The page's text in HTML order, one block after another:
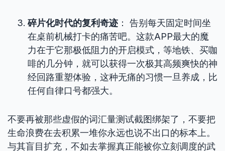
碎片化时代的复利奇迹 ： 告别每天固定时间坐
在桌前机械打卡的痛苦吧。这款APP最大的魔
力在于它那极低阻力的开启模式，等地铁、买咖
啡的几分钟，就可以获得一次极其高频爽快的神
经回路重塑体验，这种无痛的习惯一旦养成，比
任何自律口号都强大。
不要再被那些虚假的词汇量测试截图绑架了，不要把
生命浪费在去积累一堆你永远也说不出口的标本上。
与其盲目扩充，不如去掌握真正能被你立刻调度的武